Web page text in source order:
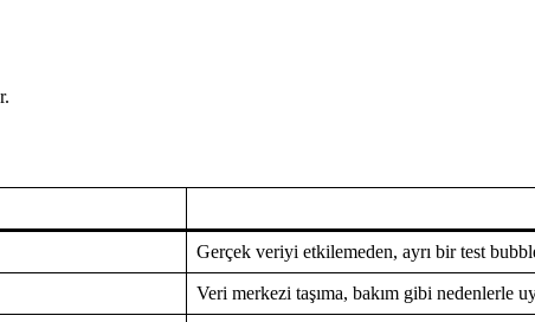
Gerçek veriyi etkilemeden, ayrı bir test
Veri merkezi taşıma, bakım gibi nedenlerle